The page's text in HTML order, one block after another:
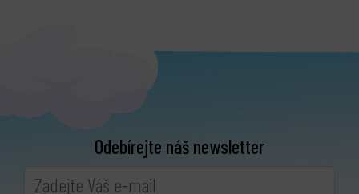
Odebírejte náš newsletter